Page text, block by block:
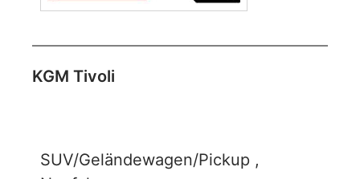
KGM Tivoli
SUV/Geländewagen/Pickup ,